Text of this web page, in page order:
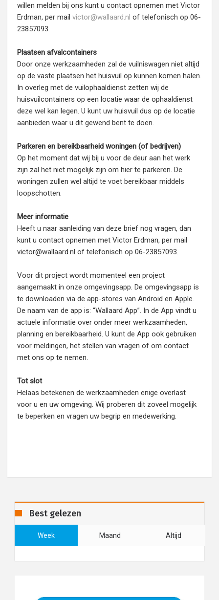
willen melden bij ons kunt u contact opnemen met Victor
Erdman, per mail victor@wallaard.nl of telefonisch op 06-
23857093.
Plaatsen afvalcontainers
Door onze werkzaamheden zal de vuilniswagen niet altijd
op de vaste plaatsen het huisvuil op kunnen komen halen.
In overleg met de vuilophaaldienst zetten wij de
huisvuilcontainers op een locatie waar de ophaaldienst
deze wel kan legen. U kunt uw huisvuil dus op de locatie
aanbieden waar u dit gewend bent te doen.
Parkeren en bereikbaarheid woningen (of bedrijven)
Op het moment dat wij bij u voor de deur aan het werk
zijn zal het niet mogelijk zijn om hier te parkeren. De
woningen zullen wel altijd te voet bereikbaar middels
loopschotten.
Meer informatie
Heeft u naar aanleiding van deze brief nog vragen, dan
kunt u contact opnemen met Victor Erdman, per mail
victor@wallaard.nl of telefonisch op 06-23857093.
Voor dit project wordt momenteel een project
aangemaakt in onze omgevingsapp. De omgevingsapp is
te downloaden via de app-stores van Android en Apple.
De naam van de app is: “Wallaard App”. In de App vindt u
actuele informatie over onder meer werkzaamheden,
planning en bereikbaarheid. U kunt de App ook gebruiken
voor meldingen, het stellen van vragen of om contact
met ons op te nemen.
Tot slot
Helaas betekenen de werkzaamheden enige overlast
voor u en uw omgeving. Wij proberen dit zoveel mogelijk
te beperken en vragen uw begrip en medewerking.
Best gelezen
Week Maand Altijd